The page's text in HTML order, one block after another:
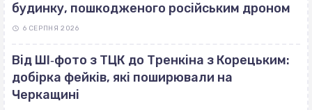
будинку, пошкодженого російським дроном
6 СЕРПНЯ 2026
Від ШІ‐фото з ТЦК до Тренкіна з Корецьким:
добірка фейків, які поширювали на
Черкащині